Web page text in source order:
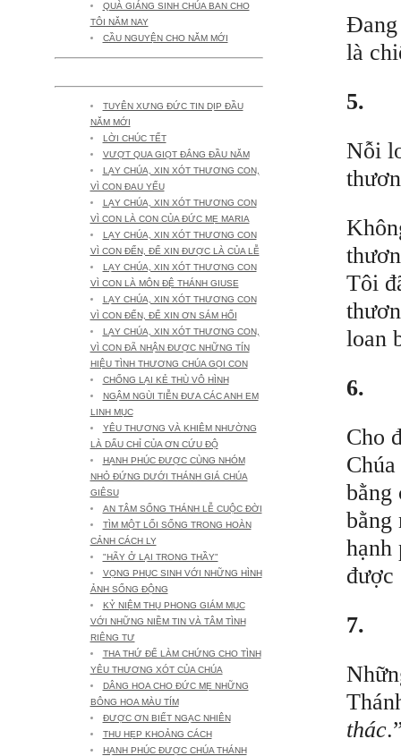
QUÀ GIÁNG SINH CHÚA BAN CHO
TÔI NĂM NAY
CẦU NGUYỆN CHO NĂM MỚI
TUYÊN XƯNG ĐỨC TIN DỊP ĐẦU
NĂM MỚI
LỜI CHÚC TẾT
VƯỢT QUA GIỌT ĐẮNG ĐẦU NĂM
LẠY CHÚA, XIN XÓT THƯƠNG CON,
VÌ CON ĐAU YẾU
LẠY CHÚA, XIN XÓT THƯƠNG CON
VÌ CON LÀ CON CỦA ĐỨC MẸ MARIA
LẠY CHÚA, XIN XÓT THƯƠNG CON
VÌ CON ĐẾN, ĐỂ XIN ĐƯỢC LÀ CỦA LỄ
LẠY CHÚA, XIN XÓT THƯƠNG CON
VÌ CON LÀ MÔN ĐỆ THÁNH GIUSE
LẠY CHÚA, XIN XÓT THƯƠNG CON
VÌ CON ĐẾN, ĐỂ XIN ƠN SÁM HỐI
LẠY CHÚA, XIN XÓT THƯƠNG CON,
VÌ CON ĐÃ NHẬN ĐƯỢC NHỮNG TÍN
HIỆU TÌNH THƯƠNG CHÚA GỌI CON
CHỐNG LẠI KẺ THÙ VÔ HÌNH
NGẬM NGÙI TIỄN ĐƯA CÁC ANH EM
LINH MỤC
YÊU THƯƠNG VÀ KHIÊM NHƯỜNG
LÀ DẤU CHỈ CỦA ƠN CỨU ĐỘ
HẠNH PHÚC ĐƯỢC CÙNG NHÓM
NHỎ ĐỨNG DƯỚI THÁNH GIÁ CHÚA
GIÊSU
AN TÂM SỐNG THÁNH LỄ CUỘC ĐỜI
TÌM MỘT LỐI SỐNG TRONG HOÀN
CẢNH CÁCH LY
"HÃY Ở LẠI TRONG THẦY"
VỌNG PHỤC SINH VỚI NHỮNG HÌNH
ẢNH SỐNG ĐỘNG
KỶ NIỆM THỤ PHONG GIÁM MỤC
VỚI NHỮNG NIỀM TIN VÀ TÂM TÌNH
RIÊNG TƯ
THA THỨ ĐỂ LÀM CHỨNG CHO TÌNH
YÊU THƯƠNG XÓT CỦA CHÚA
DÂNG HOA CHO ĐỨC MẸ NHỮNG
BÔNG HOA MÀU TÍM
ĐƯỢC ƠN BIẾT NGẠC NHIÊN
THU HẸP KHOẢNG CÁCH
HẠNH PHÚC ĐƯỢC CHÚA THÁNH
Đang
là
5.
Nỗi
Tôi
loan
6.
Cho
bằng
bằng
hạnh
được
7.
thác